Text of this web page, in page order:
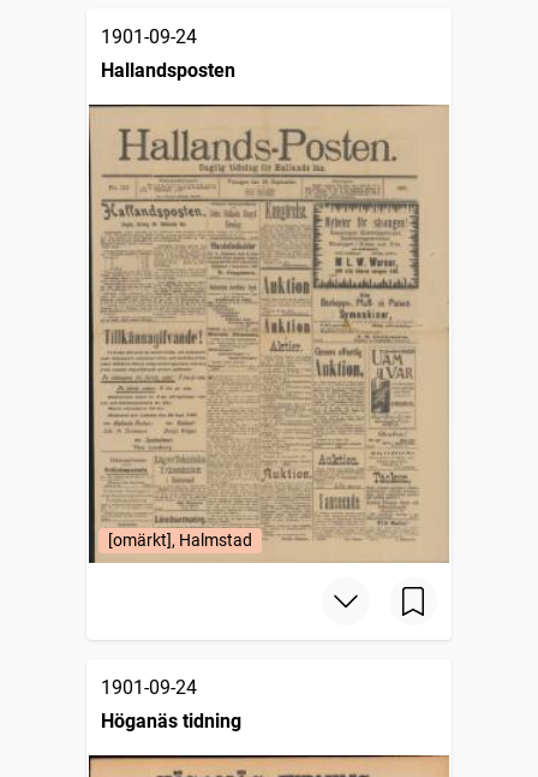
1901-09-24
Hallandsposten
[omärkt], Halmstad
1901-09-24
Höganäs tidning